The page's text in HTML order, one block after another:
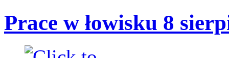
Prace w łowisku 8